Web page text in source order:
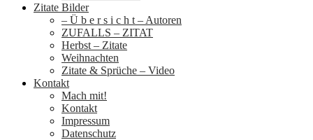
Zitate Bilder
– Ü b e r s i c h t – Autoren
ZUFALLS – ZITAT
Herbst – Zitate
Weihnachten
Zitate & Sprüche – Video
Kontakt
Mach mit!
Kontakt
Impressum
Datenschutz